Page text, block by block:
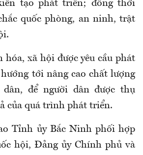
tạo phát triển; đồng thời
quốc phòng, an ninh, trật
hóa, xã hội được yêu cầu phát
tới nâng cao chất lượng
dân, để người dân được thụ
của quá trình phát triển.
Tỉnh ủy Bắc Ninh phối hợp
hội, Đảng ủy Chính phủ và